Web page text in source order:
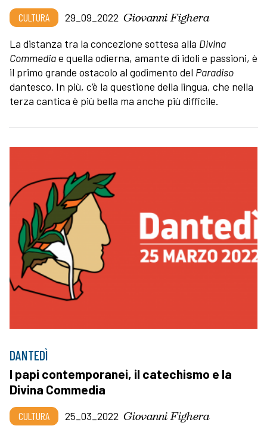
CULTURA 29_09_2022 Giovanni Fighera
La distanza tra la concezione sottesa alla Divina
Commediae quella odierna, amante di idoli e passioni, è
il primo grande ostacolo al godimento del Paradiso
dantesco. In più, c’è la questione della lingua, che nella
terza cantica è più bella ma anche più difficile.
DANTEDÌ
I papi contemporanei, il catechismo e la
Divina Commedia
CULTURA 25_03_2022 Giovanni Fighera